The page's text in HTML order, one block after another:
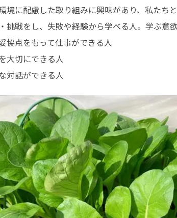
境に配慮した取り組みに興味があり、私た
挑戦をし、失敗や経験から学べる人。学ぶ意
協点をもって仕事ができる人
大切にできる人
対話ができる人